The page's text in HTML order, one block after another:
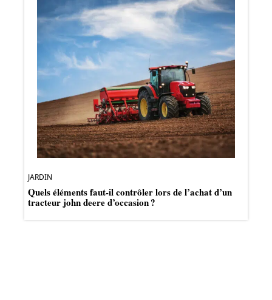
JARDIN
Quels éléments faut-il contrôler lors de l’achat d’un
tracteur john deere d’occasion ?